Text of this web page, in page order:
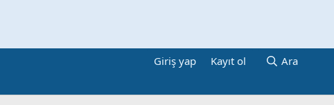
Giriş yap Kayıt ol Ara